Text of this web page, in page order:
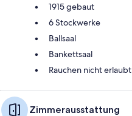
1915 gebaut
6 Stockwerke
Ballsaal
Bankettsaal
Rauchen nicht erlaubt
Zimmerausstattung